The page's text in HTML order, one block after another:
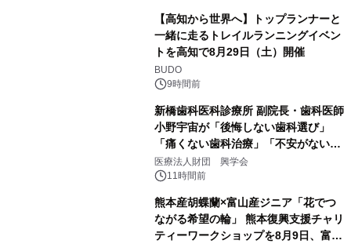
【高知から世界へ】トップランナーと
一緒に走るトレイルランニングイベン
トを高知で8月29日（土）開催
BUDO
9時間前
新橋歯科医科診療所 副院長・歯科医師
小野宇宙が「後悔しない歯科選び」
「痛くない歯科治療」「不安がない治
療計画」をテーマに専門監修
医療法人財団 興学会
11時間前
熊本産胡蝶蘭×富山産ジニア「花でつ
ながる希望の輪」 熊本復興支援チャリ
ティーワークショップを8月9日、富